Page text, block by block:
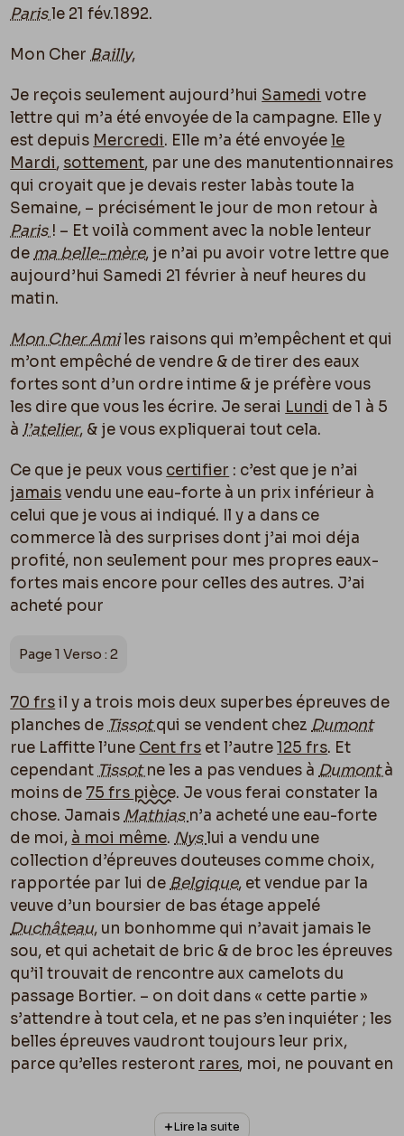
Parisle 21 fév.1892.
Mon Cher Bailly,
Je reçois seulement aujourd’hui Samedi votre
lettre qui m’a été envoyée de la campagne. Elle y
est depuis Mercredi. Elle m’a été envoyéele
Mardi, sottement, par une des manutentionnaires
qui croyait que je devais rester labàs toute la
Semaine, – précisément le jour de mon retour à
Paris ! – Et voilà comment avec la noble lenteur
de ma belle-mère, je n’ai pu avoir votre lettre que
aujourd’hui Samedi 21 février à neuf heures du
matin.
Mon Cher Amiles raisons qui m’empêchent et qui
m’ont empêché de vendre & de tirer des eaux
fortes sont d’un ordre intime & je préfère vous
les dire que vous les écrire. Je serai Lundi de 1 à 5
à l’atelier, & je vous expliquerai tout cela.
Ce que je peux vous certifier : c’est que je n’ai
jamaisvendu une eau-forte à un prix inférieur à
celui que je vous ai indiqué. Il y a dans ce
commerce là des surprises dont j’ai moi déja
profité, non seulement pour mes propres eaux-
fortes mais encore pour celles des autres. J’ai
acheté pour
Page 1 Verso : 2
70 frsil y a trois mois deux superbes épreuves de
planches de Tissotqui se vendent chez Dumont
rue Laffitte l’une Cent frs et l’autre125 frs. Et
cependant Tissotne les a pas vendues à Dumontà
moins de 75 frs pièce. Je vous ferai constater la
chose. Jamais Mathias n’a acheté une eau-forte
de moi, à moi même. Nyslui a vendu une
collection d’épreuves douteuses comme choix,
rapportée par lui de Belgique, et vendue par la
veuve d’un boursier de bas étage appelé
Duchâteau, un bonhomme qui n’avait jamais le
sou, et qui achetait de bric & de broc les épreuves
qu’il trouvait de rencontre aux camelots du
passage Bortier. – on doit dans « cette partie »
s’attendre à tout cela, et ne pas s’en inquiéter ; les
belles épreuves vaudront toujours leur prix,
parce qu’elles resteront rares, moi, ne pouvant en
mais que je vous dirai.
Lire la suite